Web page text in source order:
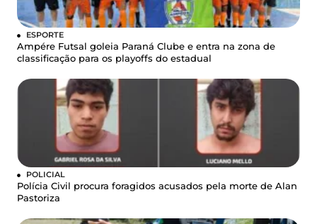
ESPORTE
Ampére Futsal goleia Paraná Clube e entra na zona de
classificação para os playoffs do estadual
POLICIAL
Polícia Civil procura foragidos acusados pela morte de Alan
Pastoriza